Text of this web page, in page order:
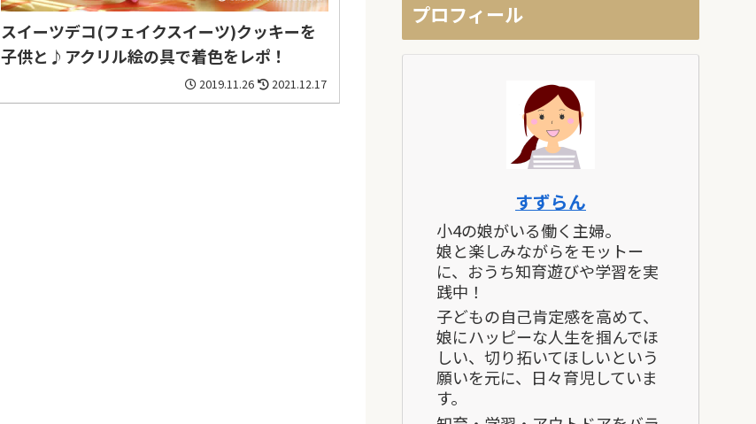
スイーツデコ(フェイクスイーツ)クッキーを
子供と♪アクリル絵の具で着色をレポ！
2019.11.26 2021.12.17
プロフィール
すずらん
小4の娘がいる働く主婦。
娘と楽しみながらをモットー
に、おうち知育遊びや学習を実
践中！
子どもの自己肯定感を高めて、
娘にハッピーな人生を掴んでほ
しい、切り拓いてほしいという
願いを元に、日々育児していま
す。